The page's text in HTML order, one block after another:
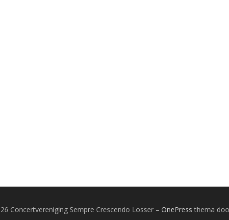
Concertvereniging Sempre Crescendo Losser – OnePress thema